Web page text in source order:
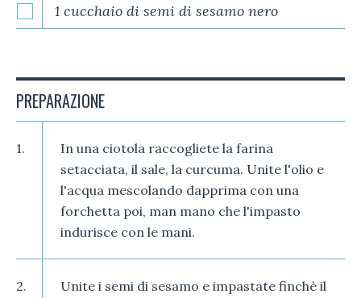
1 cucchaio di semi di sesamo nero
PREPARAZIONE
1.
In una ciotola raccogliete la farina
setacciata, il sale, la curcuma. Unite l'olio e
l'acqua mescolando dapprima con una
forchetta poi, man mano che l'impasto
indurisce con le mani.
2.
Unite i semi di sesamo e impastate finchè il